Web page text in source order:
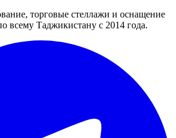
торговые стеллажи и оснащение
всему Таджикистану с 2014 года.